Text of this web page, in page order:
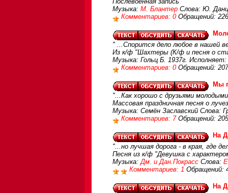
Музыка: М. Блантер Слова: Ю.
Комментариев: 0 Обращений:
" ...Спорится дело любое в нашей
Из к/ф "Шахтеры (К/ф и песня о
Музыка: Гольц Б. 1937г.
Комментариев: 0 Обращений:
Мы
"...Как хорошо с друзьями
Массовая праздничная песня о
Музыка: Семён Заславский Слова:
Комментариев: 7 Обращений:
На
"...но лучшая дорога - в края, где
Песня из к/ф "Девушка с
Музыка:Дм. и Дан.Покрасс Слова:
Комментариев: 1 Обращений:
На